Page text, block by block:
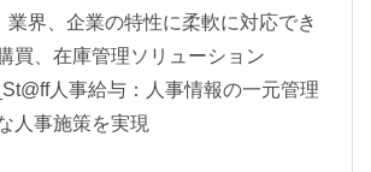
業界、企業の特性に柔軟に対応でき
買、在庫管理ソリューション
人事給与：人事情報の一元管理
人事施策を実現